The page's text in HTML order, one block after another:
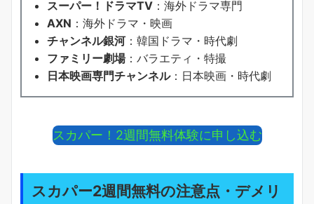
スーパー！ドラマTV ：海外ドラマ専門
AXN ：海外ドラマ・映画
チャンネル銀河：韓国ドラマ・時代劇
ファミリー劇場：バラエティ・特撮
日本映画専門チャンネル：日本映画・時代劇
スカパー！2週間無料体験に申し込む
スカパー2週間無料の注意点・デメリ